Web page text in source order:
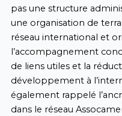
pas une structure
une organisation de
réseau international et
l’accompagnement
de liens utiles et la
développement à
également rappelé
dans le réseau